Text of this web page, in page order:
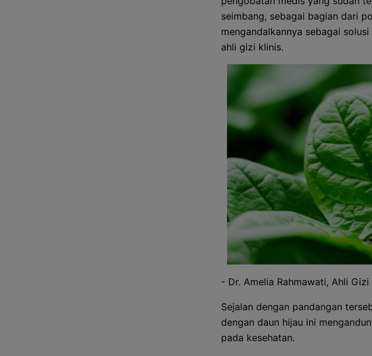
seimbang, sebagai bagian dari
mengandalkannya sebagai
ahli gizi klinis.
- Dr. Amelia Rahmawati, Ahli Gizi
Sejalan dengan pandangan
dengan daun hijau ini
pada kesehatan.